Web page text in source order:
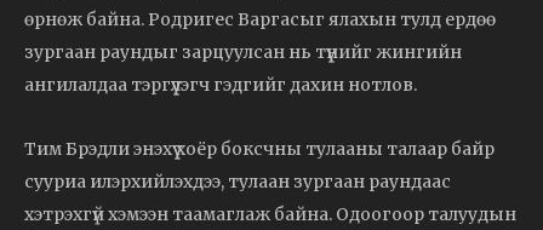
өрнөж байна. Родригес Варгасыг ялахын тулд ердөө
зургаан раундыг зарцуулсан нь түүнийг жингийн
ангилалдаа тэргүүлэгч гэдгийг дахин нотлов.
Тим Брэдли энэхүү хоёр боксчны тулааны талаар байр
сууриа илэрхийлэхдээ, тулаан зургаан раундаас
хэтрэхгүй хэмээн таамаглаж байна. Одоогоор талуудын